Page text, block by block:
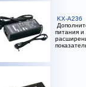
KX-A236
питания и